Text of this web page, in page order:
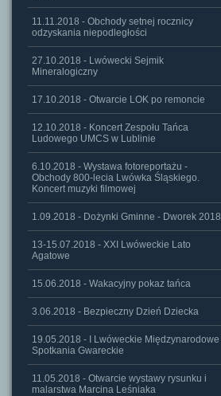
11.11.2018 - Obchody setnej rocznicy
odzyskania niepodległości
27.10.2018 - Lwówecki Sejmik
Mineralogiczny
17.10.2018 - Otwarcie LOK po remoncie
12.10.2018 - Koncert Zespołu Tańca
Ludowego UMCS w Lublinie
6.10.2018 - Wystawa fotoreportażu -
Obchody 800-lecia Lwówka Śląskiego.
Koncert muzyki filmowej
1.09.2018 - Dożynki Gminne - Dworek 2018
13-15.07.2018 - XXI Lwóweckie Lato
Agatowe
15.06.2018 - Wakacyjny pokaz tańca
3.06.2018 - Bezpieczny Dzień Dziecka
19.05.2018 - I Lwóweckie Międzynarodowe
Spotkania Gwareckie
11.05.2018 - Otwarcie wystawy rysunku i
malarstwa Marcina Leśniaka